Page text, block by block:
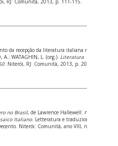
da recepção da literatura italiana no
A.; WATAGHIN, L. (org.). Literatura
. Niterói, RJ: Comunità, 2013, p. 20-39.
no Brasil, de Lawrence Hallewell: notizie
Italiano. Letteratura e traduzione: le
Niterói: Comunità, ano VIII, n. 98,